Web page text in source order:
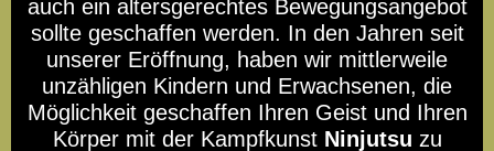
Zoom Live Training
Sicherheitstraining für
auch ein altersgerechtes Bewegungsangebot
sollte geschaffen werden. In den Jahren seit
unserer Eröffnung, haben wir mittlerweile
unzähligen Kindern und Erwachsenen, die
Möglichkeit geschaffen Ihren Geist und Ihren
Körper mit der Kampfkunst Ninjutsu zu